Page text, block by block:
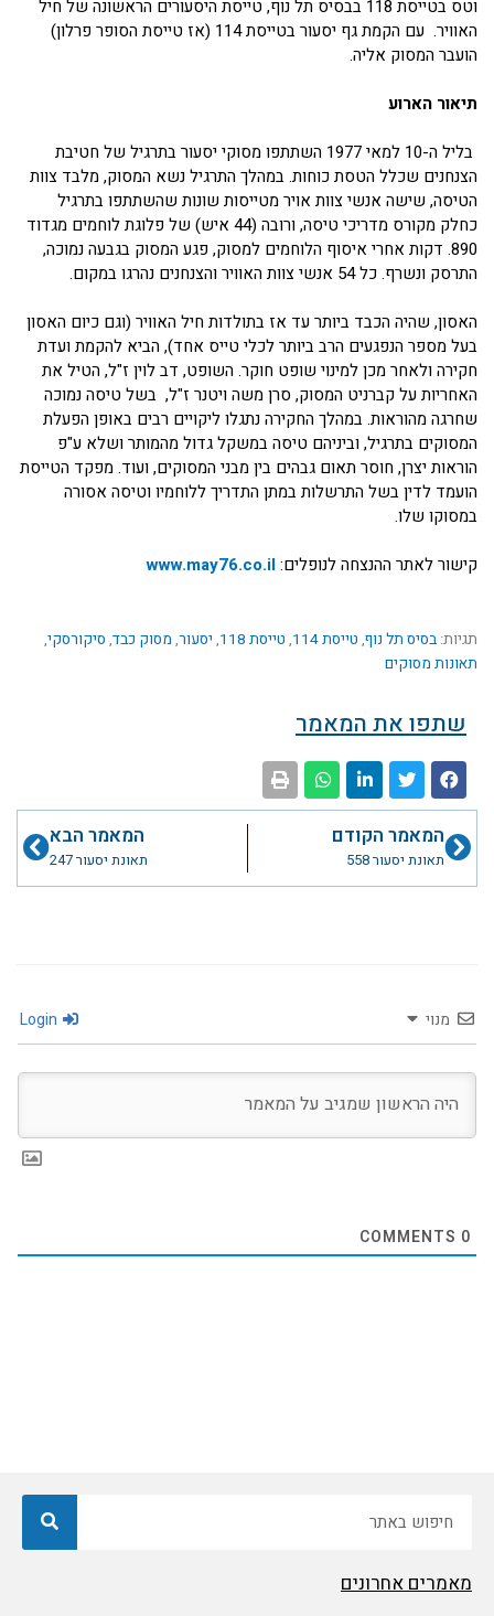
וטס בטייסת 118 בבסיס תל נוף, טייסת היסעורים הראשונה של חיל
האוויר. עם הקמת גף יסעור בטייסת 114 (אז טייסת הסופר פרלון)
הועבר המסוק אליה.
תיאור הארוע
בליל ה-10 למאי 1977 השתתפו מסוקי יסעור בתרגיל של חטיבת
הצנחנים שכלל הטסת כוחות. במהלך התרגיל נשא המסוק, מלבד צוות
הטיסה, שישה אנשי צוות אויר מטייסות שונות שהשתתפו בתרגיל
כחלק מקורס מדריכי טיסה, ורובה (44 איש) של פלוגת לוחמים מגדוד
890. דקות אחרי איסוף הלוחמים למסוק, פגע המסוק בגבעה נמוכה,
התרסק ונשרף. כל 54 אנשי צוות האוויר והצנחנים נהרגו במקום.
האסון, שהיה הכבד ביותר עד אז בתולדות חיל האוויר (וגם כיום האסון
בעל מספר הנפגעים הרב ביותר לכלי טייס אחד), הביא להקמת ועדת
חקירה ולאחר מכן למינוי שופט חוקר. השופט, דב לוין ז"ל, הטיל את
האחריות על קברניט המסוק, סרן משה ויטנר ז"ל, בשל טיסה נמוכה
שחרגה מהוראות. במהלך החקירה נתגלו ליקויים רבים באופן הפעלת
המסוקים בתרגיל, וביניהם טיסה במשקל גדול מהמותר ושלא ע"פ
הוראות יצרן, חוסר תאום גבהים בין מבני המסוקים, ועוד. מפקד הטייסת
הועמד לדין בשל התרשלות במתן התדריך ללוחמיו וטיסה אסורה
במסוקו שלו.
קישור לאתר ההנצחה לנופלים:www.may76.co.il
תגיות: בסיס תל נוף, טייסת 114 , טייסת 118 , יסעור, מסוק כבד, סיקורסקי,
תאונות מסוקים
שתפו את המאמר
קודםהמאמר הקודם
תאונת יסעור 558
המאמר הבא
תאונת יסעור 247
הבא
מנוי
0
מאמרים אחרונים